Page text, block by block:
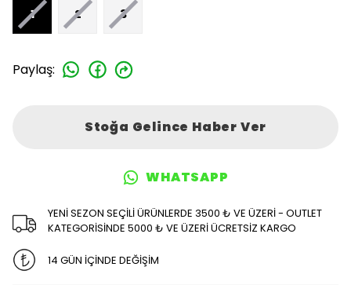
1 2 3
Paylaş:
Stoğa Gelince Haber Ver
WHATSAPP
YENİ SEZON SEÇİLİ ÜRÜNLERDE 3500 ₺ VE ÜZERİ - OUTLET
KATEGORİSİNDE 5000 ₺ VE ÜZERİ ÜCRETSİZ KARGO
14 GÜN İÇİNDE DEĞİŞİM